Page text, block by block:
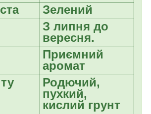
Зелений
З липня до
вересня.
Приємний
аромат
Родючий,
пухкий,
кислий грунт